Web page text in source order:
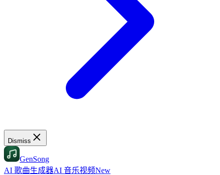
Dismiss
GenSong
AI 歌曲生成器AI 音乐视频New